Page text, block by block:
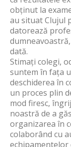
obținut la
au situat Clujul
datorează
dată.
Stimați colegi,
suntem în fața
deschiderea în
un proces plin
mod firesc,
noastră de a
organizarea în
colaborând cu